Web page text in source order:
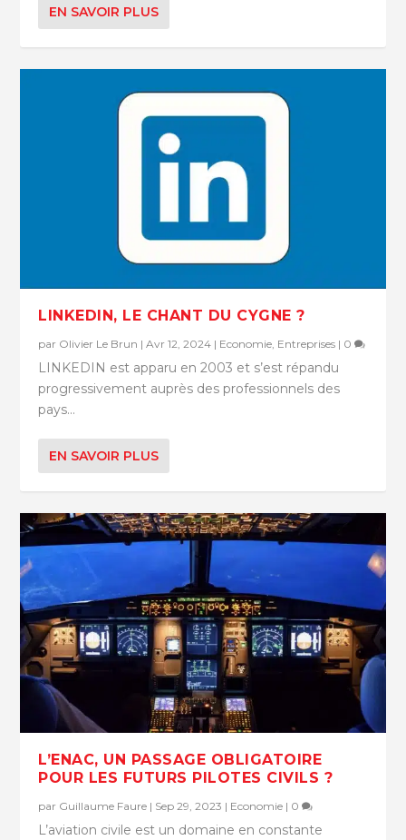
EN SAVOIR PLUS
LINKEDIN, LE CHANT DU CYGNE ?
par Olivier Le Brun |Avr 12, 2024 | Economie, Entreprises | 0
LINKEDIN est apparu en 2003 et s’est répandu
progressivement auprès des professionnels des
pays...
EN SAVOIR PLUS
L’ENAC, UN PASSAGE OBLIGATOIRE
POUR LES FUTURS PILOTES CIVILS ?
par Guillaume Faure | Sep 29, 2023 | Economie | 0
L’aviation civile est un domaine en constante